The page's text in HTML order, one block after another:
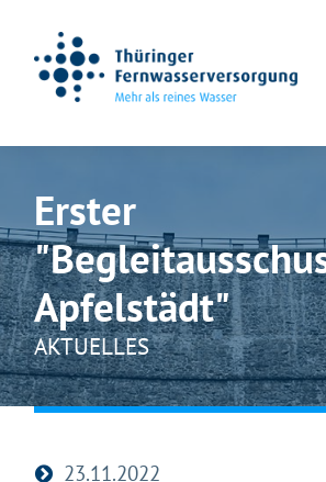
Erster
Apfelstädt"
AKTUELLES
23.11.2022